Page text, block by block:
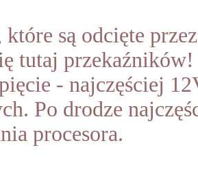
które są odcięte
tutaj
- najczęściej
Po drodze
procesora.